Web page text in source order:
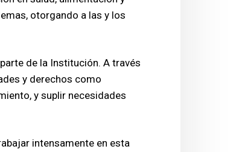
otorgando a las y los
de la Institución. A través
y derechos como
y suplir necesidades
intensamente en esta